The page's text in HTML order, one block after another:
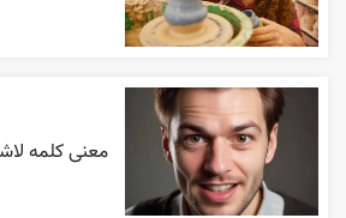
معنی کلمه